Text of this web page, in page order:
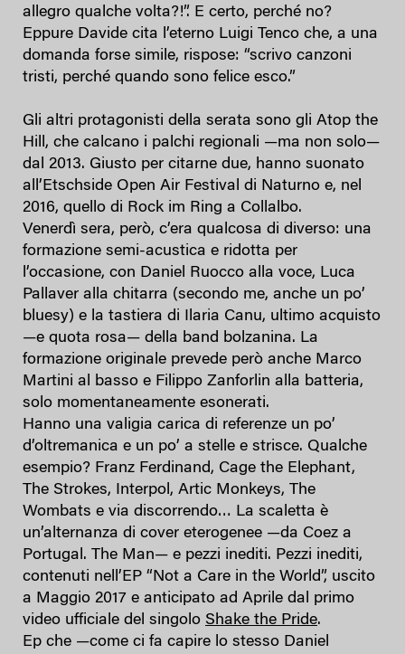
allegro qualche volta?!”. E certo, perché no?
Eppure Davide cita l’eterno Luigi Tenco che, a una
domanda forse simile, rispose: “scrivo canzoni
tristi, perché quando sono felice esco.”
Gli altri protagonisti della serata sono gli Atop the
Hill, che calcano i palchi regionali —ma non solo—
dal 2013. Giusto per citarne due, hanno suonato
all’Etschside Open Air Festival di Naturno e, nel
2016, quello di Rock im Ring a Collalbo.
Venerdì sera, però, c’era qualcosa di diverso: una
formazione semi-acustica e ridotta per
l’occasione, con Daniel Ruocco alla voce, Luca
Pallaver alla chitarra (secondo me, anche un po’
bluesy) e la tastiera di Ilaria Canu, ultimo acquisto
—e quota rosa— della band bolzanina. La
formazione originale prevede però anche Marco
Martini al basso e Filippo Zanforlin alla batteria,
solo momentaneamente esonerati.
Hanno una valigia carica di referenze un po’
d’oltremanica e un po’ a stelle e strisce. Qualche
esempio? Franz Ferdinand, Cage the Elephant,
The Strokes, Interpol, Artic Monkeys, The
Wombats e via discorrendo… La scaletta è
un’alternanza di cover eterogenee —da Coez a
Portugal. The Man— e pezzi inediti. Pezzi inediti,
contenuti nell’EP “Not a Care in the World”, uscito
a Maggio 2017 e anticipato ad Aprile dal primo
video ufficiale del singolo Shake the Pride.
Ep che —come ci fa capire lo stesso Daniel